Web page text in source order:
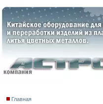
Главная